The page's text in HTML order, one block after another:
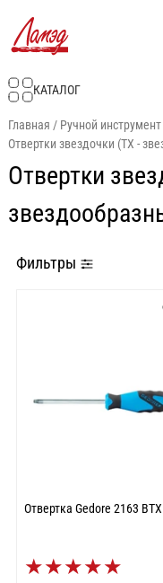
КАТАЛОГ
Главная / Ручной инструмент
Отвертки звездочки (TX -
Отвертки
Фильтры
Отвертка Gedore 2163
★★★★★